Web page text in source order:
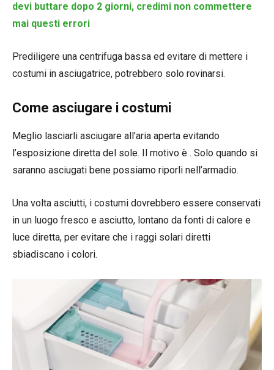
devi buttare dopo 2 giorni, credimi non commettere
mai questi errori
Prediligere una centrifuga bassa ed evitare di mettere i
costumi in asciugatrice, potrebbero solo rovinarsi.
Come asciugare i costumi
Meglio lasciarli asciugare all’aria aperta evitando
l’esposizione diretta del sole. Il motivo è . Solo quando si
saranno asciugati bene possiamo riporli nell’armadio.
Una volta asciutti, i costumi dovrebbero essere conservati
in un luogo fresco e asciutto, lontano da fonti di calore e
luce diretta, per evitare che i raggi solari diretti
sbiadiscano i colori.